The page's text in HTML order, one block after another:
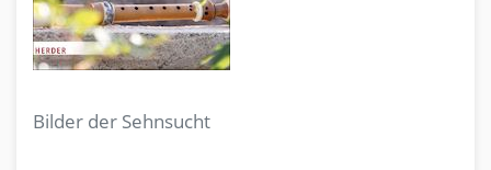
Bilder der Sehnsucht